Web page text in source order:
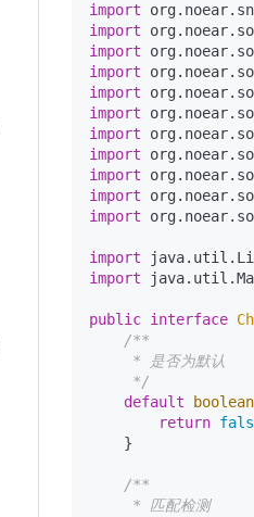
import
import
import
import
import
import
import
import
import
import
import
import
import
public interface
/**
     * 是否为默认
     */
default
boolean
return
    }
/**
     * 匹配检测